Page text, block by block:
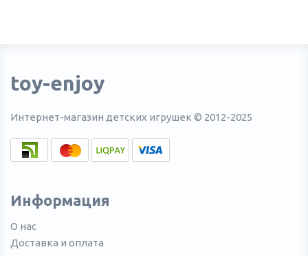
toy-enjoy
Интернет-магазин детских игрушек © 2012-2025
Информация
О нас
Доставка и оплата